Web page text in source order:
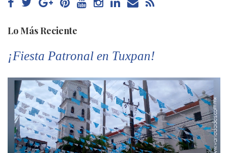
Lo Más Reciente
¡Fiesta Patronal en Tuxpan!